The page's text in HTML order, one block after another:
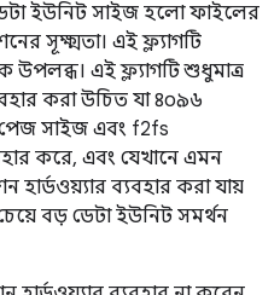
ইউনিট সাইজ হলো ফাইলের
সূক্ষ্মতা। এই ফ্ল্যাগটি
উপলব্ধ। এই ফ্ল্যাগটি শুধুমাত্র
করা উচিত যা ৪০৯৬
সাইজ এবং f2fs
করে, এবং যেখানে এমন
হার্ডওয়্যার ব্যবহার করা যায়
বড় ডেটা ইউনিট সমর্থন